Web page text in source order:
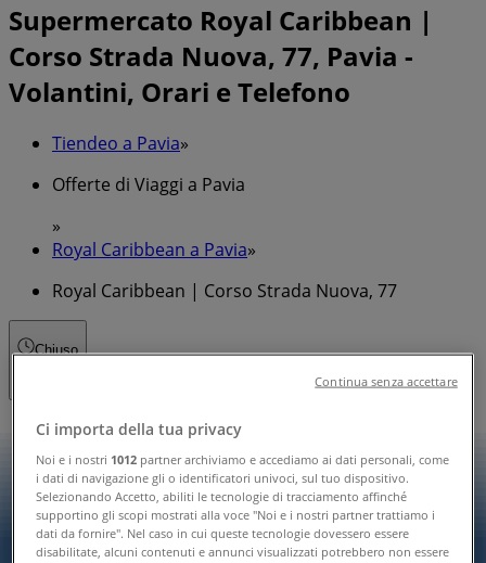
Supermercato Royal Caribbean |
Corso Strada Nuova, 77, Pavia -
Volantini, Orari e Telefono
Tiendeo a Pavia»
Offerte di Viaggi a Pavia
»
Royal Caribbean a Pavia»
Royal Caribbean | Corso Strada Nuova, 77
Chiuso
Domenica
Chiuso
Lunedì
09:00 - 13:0014:30 - 19:00
Ci importa della tua privacy
Noi e i nostri 1012 partner archiviamo e accediamo ai dati personali, come
i dati di navigazione gli o identificatori univoci, sul tuo dispositivo.
Selezionando Accetto, abiliti le tecnologie di tracciamento affinché
supportino gli scopi mostrati alla voce "Noi e i nostri partner trattiamo i
dati da fornire". Nel caso in cui queste tecnologie dovessero essere
disabilitate, alcuni contenuti e annunci visualizzati potrebbero non essere
Continua senza accettare